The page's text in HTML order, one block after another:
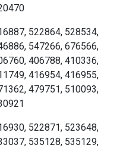
522864, 528534,
547266, 676566,
406788, 410336,
416954, 416955,
479751, 510093,
522871, 523648,
535128, 535129,